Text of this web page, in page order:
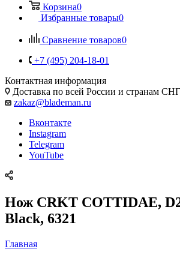
Корзина0
Избранные товары0
Сравнение товаров0
+7 (495) 204-18-01
Контактная информация
Доставка по всей России и странам СНГ
zakaz@blademan.ru
Вконтакте
Instagram
Telegram
YouTube
Нож CRKT COTTIDAE,
Black, 6321
Главная